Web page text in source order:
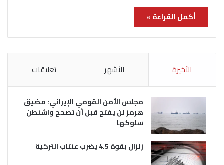
أكمل القراءة »
الأخيرة الأشهر تعليقات
مجلس الأمن القومي الإيراني: مضيق
هرمز لن يفتح قبل أن تصحح واشنطن
سلوكها
زلزال بقوة 4.5 يضرب عنتاب التركية